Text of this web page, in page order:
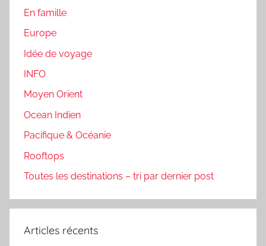
En famille
Europe
Idée de voyage
INFO
Moyen Orient
Ocean Indien
Pacifique & Océanie
Rooftops
Toutes les destinations – tri par dernier post
Articles récents